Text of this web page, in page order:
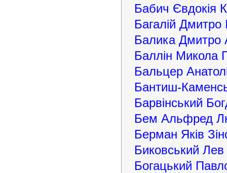
Бабич Євдокія
Багалій Дмитро
Балика Дмитро
Баллін Микола
Бальцер
Бантиш-
Барвінський
Бем Альфред
Берман Яків
Биковський
Богацький